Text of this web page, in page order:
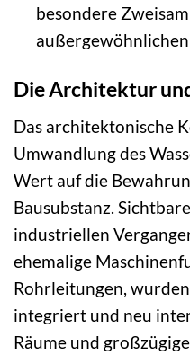
besondere
Die Architektur
Das architektonische
Umwandlung des
Wert auf die
Bausubstanz.
industriellen
ehemalige
Rohrleitungen,
integriert und neu
Räume und